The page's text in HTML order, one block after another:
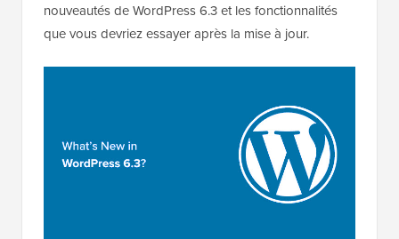
nouveautés de WordPress 6.3 et les fonctionnalités
que vous devriez essayer après la mise à jour.